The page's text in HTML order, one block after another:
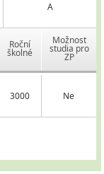
A
Roční
školné
Možnost
studia pro
ZP
3000 Ne